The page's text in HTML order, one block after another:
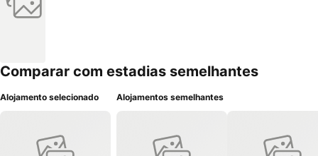
Comparar com estadias semelhantes
Alojamento selecionado Alojamentos semelhantes